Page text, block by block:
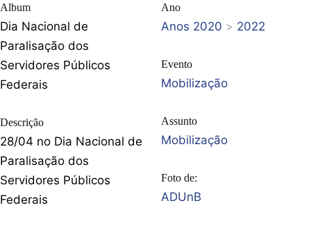
Album
Dia Nacional de
Paralisação dos
Servidores Públicos
Federais
Descrição
28/04 no Dia Nacional de
Paralisação dos
Servidores Públicos
Federais
Ano
Anos 2020 > 2022
Evento
Mobilização
Assunto
Mobilização
Foto de:
ADUnB